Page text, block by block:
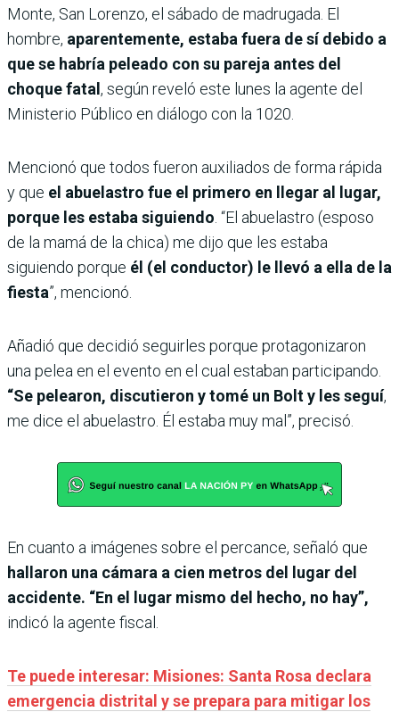
Monte, San Lorenzo, el sábado de madrugada. El
hombre, aparentemente, estaba fuera de sí debido a
que se habría peleado con su pareja antes del
choque fatal , según reveló este lunes la agente del
Ministerio Público en diálogo con la 1020.
Mencionó que todos fueron auxiliados de forma rápida
y que el abuelastro fue el primero en llegar al lugar,
porque les estaba siguiendo . “El abuelastro (esposo
de la mamá de la chica) me dijo que les estaba
siguiendo porque él (el conductor) le llevó a ella de la
fiesta”, mencionó.
Añadió que decidió seguirles porque protagonizaron
una pelea en el evento en el cual estaban participando.
“Se pelearon, discutieron y tomé un Bolt y les seguí,
me dice el abuelastro. Él estaba muy mal”, precisó.
En cuanto a imágenes sobre el percance, señaló que
hallaron una cámara a cien metros del lugar del
accidente. “En el lugar mismo del hecho, no hay”,
indicó la agente fiscal.
Te puede interesar: Misiones: Santa Rosa declara
emergencia distrital y se prepara para mitigar los